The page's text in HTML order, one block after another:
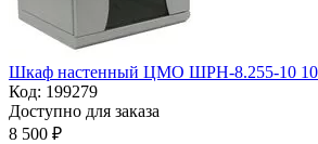
Шкаф настенный ЦМО ШРН-8.255-10
Код: 199279
Доступно для заказа
8 500 ₽